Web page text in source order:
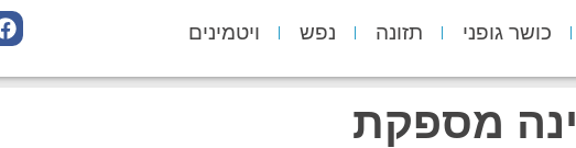
כושר גופני תזונה נפש ויטמינים
מספקת